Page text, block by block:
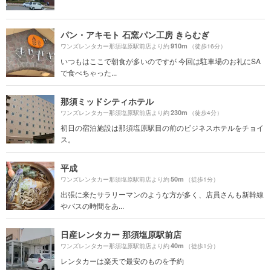
パン・アキモト 石窯パン工房 きらむぎ
ワンズレンタカー那須塩原駅前店より約910m （徒歩16分）
いつもはここで朝食が多いのですが 今回は駐車場のお礼にSA
で食べちゃった...
那須ミッドシティホテル
ワンズレンタカー那須塩原駅前店より約230m （徒歩4分）
初日の宿泊施設は那須塩原駅目の前のビジネスホテルをチョイ
ス。
平成
ワンズレンタカー那須塩原駅前店より約50m （徒歩1分）
出張に来たサラリーマンのような方が多く、店員さんも新幹線
やバスの時間をあ...
日産レンタカー 那須塩原駅前店
ワンズレンタカー那須塩原駅前店より約40m （徒歩1分）
レンタカーは楽天で最安のものを予約